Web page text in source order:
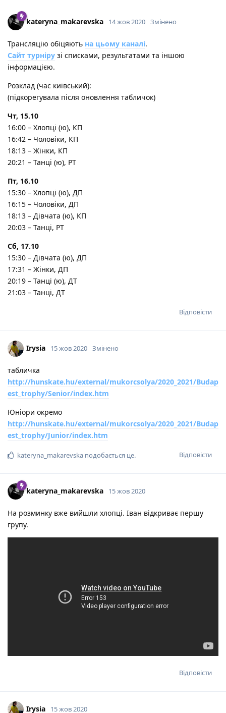
kateryna_makarevska 14 жов 2020 Змінено
Трансляцію обіцяють на цьому каналі.
Сайт турніру зі списками, результатами та іншою
інформацією.
Розклад (час київський):
(підкорегувала після оновлення табличок)
Чт, 15.10
16:00 – Хлопці (ю), КП
16:42 – Чоловіки, КП
18:13 – Жінки, КП
20:21 – Танці (ю), РТ
Пт, 16.10
15:30 – Хлопці (ю), ДП
16:15 – Чоловіки, ДП
18:13 – Дівчата (ю), КП
20:03 – Танці, РТ
Сб, 17.10
15:30 – Дівчата (ю), ДП
17:31 – Жінки, ДП
20:19 – Танці (ю), ДТ
21:03 – Танці, ДТ
Відповісти
Irysia 15 жов 2020 Змінено
табличка
http://hunskate.hu/external/mukorcsolya/2020_2021/Budap
est_trophy/Senior/index.htm
Юніори окремо
http://hunskate.hu/external/mukorcsolya/2020_2021/Budap
est_trophy/Junior/index.htm
Відповісти
kateryna_makarevska подобається це.
kateryna_makarevska 15 жов 2020
На розминку вже вийшли хлопці. Іван відкриває першу
групу.
Відповісти
Irysia 15 жов 2020